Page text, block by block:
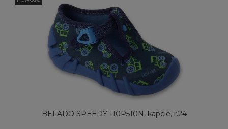
BEFADO SPEEDY 110P510N, kapcie, r.24